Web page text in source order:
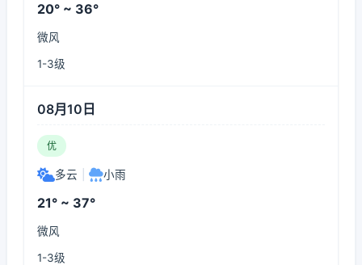
20° ~ 36°
微风
1-3级
08月10日
优
多云 小雨
21° ~ 37°
微风
1-3级